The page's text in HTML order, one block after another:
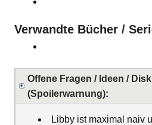
Verwandte Bücher /
Offene Fragen / Ideen /
(Spoilerwarnung):
Libby ist maximal naiv